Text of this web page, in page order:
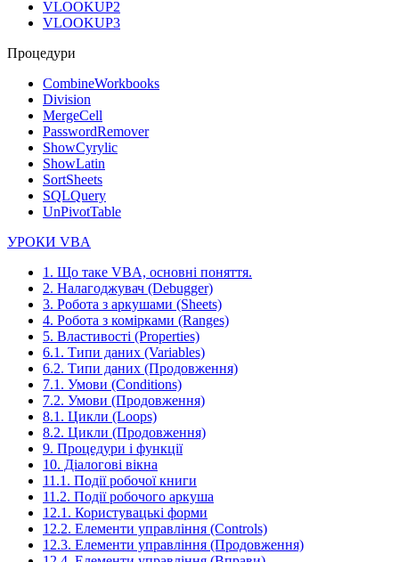
VLOOKUP2
VLOOKUP3
Процедури
CombineWorkbooks
Division
MergeCell
PasswordRemover
ShowCyrylic
ShowLatin
SortSheets
SQLQuery
UnPivotTable
УРОКИ VBA
1. Що таке VBA, основні поняття.
2. Налагоджувач (Debugger)
3. Робота з аркушами (Sheets)
4. Робота з комірками (Ranges)
5. Властивості (Properties)
6.1. Типи даних (Variables)
6.2. Типи даних (Продовження)
7.1. Умови (Conditions)
7.2. Умови (Продовження)
8.1. Цикли (Loops)
8.2. Цикли (Продовження)
9. Процедури і функції
10. Діалогові вікна
11.1. Події робочої книги
11.2. Події робочого аркуша
12.1. Користувацькі форми
12.2. Елементи управління (Controls)
12.3. Елементи управління (Продовження)